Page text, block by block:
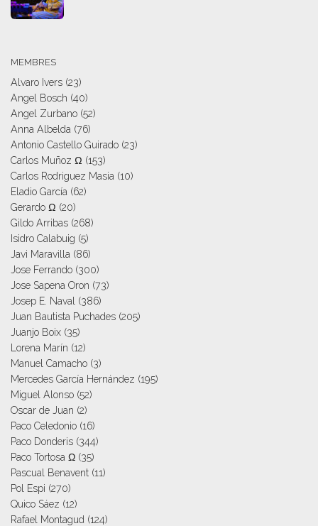
MEMBRES
Alvaro Ivers (23)
Angel Bosch (40)
Angel Zurbano (52)
Anna Albelda (76)
Antonio Castello Guirado (23)
Carlos Muñoz Ω (153)
Carlos Rodriguez Masia (10)
Eladio García (62)
Gerardo Ω (20)
Gildo Arribas (268)
Isidro Calabuig (5)
Javi Maravilla (86)
Jose Ferrando (300)
Jose Sapena Oron (73)
Josep E. Naval
(386)
Juan Bautista Puchades (205)
Juanjo Boix (35)
Lorena Marín (12)
Manuel Camacho (3)
Mercedes García Hernández (195)
Miguel Alonso (52)
Oscar de Juan (2)
Paco Celedonio (16)
Paco Donderis (344)
Paco Tortosa Ω (35)
Pascual Benavent (11)
Pol Espi (270)
Quico Sáez (12)
Rafael Montagud (124)